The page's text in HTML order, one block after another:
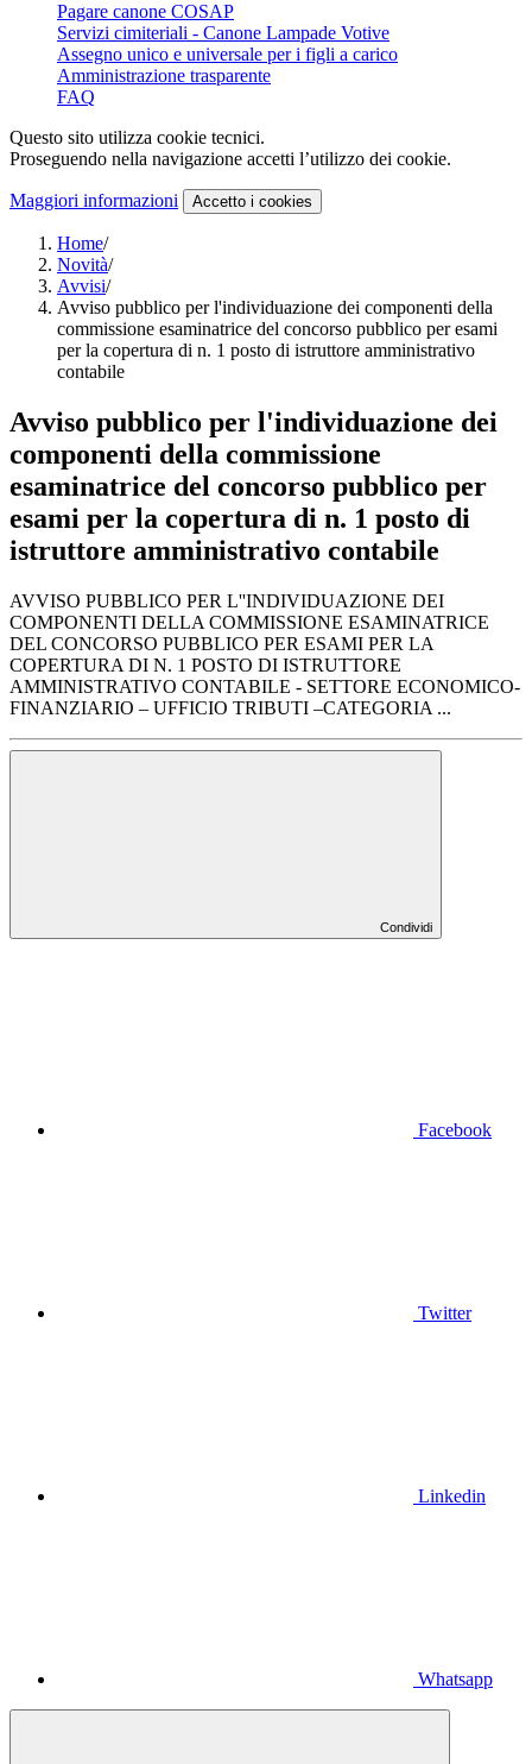
Pagare canone COSAP
Servizi cimiteriali - Canone Lampade Votive
Assegno unico e universale per i figli a carico
Amministrazione trasparente
FAQ
Questo sito utilizza cookie tecnici.
Proseguendo nella navigazione accetti l’utilizzo dei cookie.
Maggiori informazioni Accetto i cookies
Home/
Novità/
Avvisi/
Avviso pubblico per l'individuazione dei componenti della
commissione esaminatrice del concorso pubblico per esami
per la copertura di n. 1 posto di istruttore amministrativo
contabile
Avviso pubblico per l'individuazione dei
componenti della commissione
esaminatrice del concorso pubblico per
esami per la copertura di n. 1 posto di
istruttore amministrativo contabile
AVVISO PUBBLICO PER L''INDIVIDUAZIONE DEI
COMPONENTI DELLA COMMISSIONE ESAMINATRICE
DEL CONCORSO PUBBLICO PER ESAMI PER LA
COPERTURA DI N. 1 POSTO DI ISTRUTTORE
AMMINISTRATIVO CONTABILE - SETTORE ECONOMICO-
FINANZIARIO – UFFICIO TRIBUTI –CATEGORIA ...
Condividi
Facebook
Twitter
Linkedin
Whatsapp